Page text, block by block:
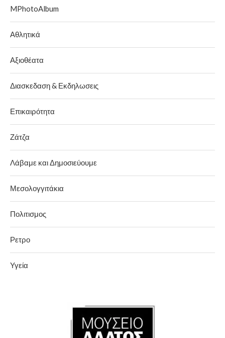
MPhotoAlbum
Αθλητικά
Αξιοθέατα
Διασκεδαση & Εκδηλωσεις
Επικαιρότητα
Ζάτζα
Λάβαμε και Δημοσιεύουμε
Μεσολογγιτάκια
Πολιτισμος
Ρετρο
Υγεία